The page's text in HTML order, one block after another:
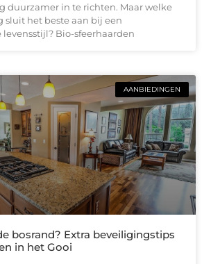
duurzamer in te richten. Maar welke
sluit het beste aan bij een
Bio-sfeerhaarden
AANBIEDINGEN
bosrand? Extra beveiligingstips
in het Gooi